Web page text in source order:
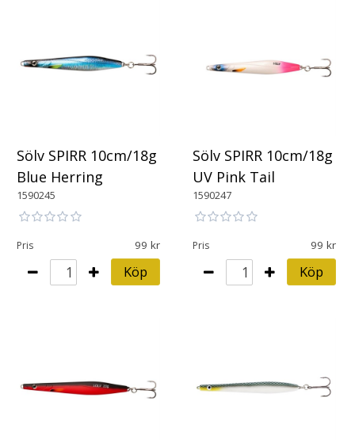
Sölv SPIRR 10cm/18g
Blue Herring
1590245
Pris 99
Köp
Sölv SPIRR 10cm/18g
UV Pink Tail
1590247
Pris 99
Köp